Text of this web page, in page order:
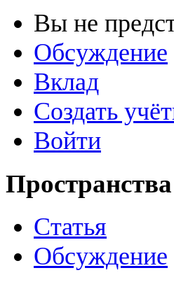
Вы не
Обсуждение
Вклад
Создать
Войти
Статья
Обсуждение